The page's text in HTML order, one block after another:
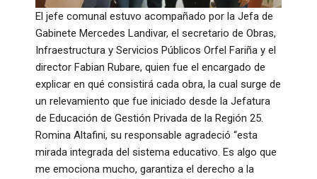
El jefe comunal estuvo acompañado por la Jefa de
Gabinete Mercedes Landivar, el secretario de Obras,
Infraestructura y Servicios Públicos Orfel Fariña y el
director Fabian Rubare, quien fue el encargado de
explicar en qué consistirá cada obra, la cual surge de
un relevamiento que fue iniciado desde la Jefatura
de Educación de Gestión Privada de la Región 25.
Romina Altafini, su responsable agradeció “esta
mirada integrada del sistema educativo. Es algo que
me emociona mucho, garantiza el derecho a la